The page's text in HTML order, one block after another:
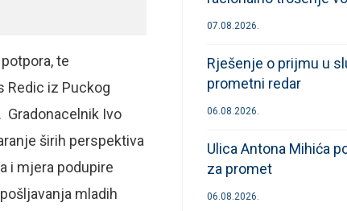
te
Redic iz Puckog
Gradonacelnik Ivo
širih perspektiva
i mjera podupire
mladih
07.08.2026.
Rješenje o prijmu u
prometni redar
06.08.2026.
Ulica Antona Mihića
za promet
06.08.2026.